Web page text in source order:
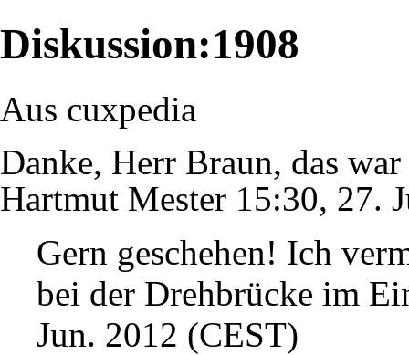
Diskussion:1908
Aus cuxpedia
Danke, Herr Braun, das
Hartmut Mester 15:30, 27.
Gern geschehen! Ich
bei der Drehbrücke im
Jun. 2012 (CEST)